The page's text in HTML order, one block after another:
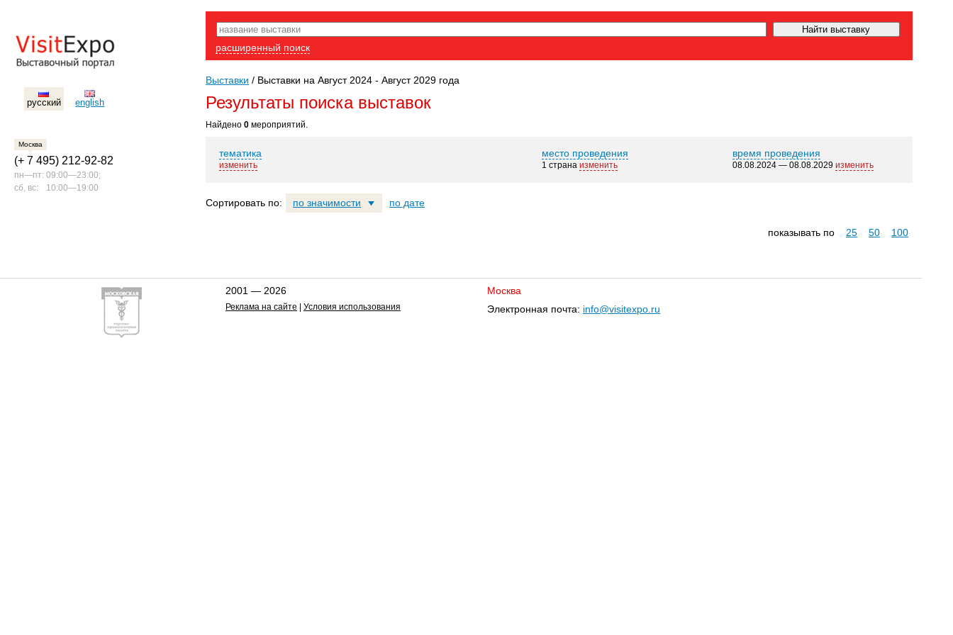
русский english
Москва
(+ 7 495) 212-92-82
пн—пт: 09:00—23:00;
сб, вс:
10:00—19:00
расширенный поиск
Выставки / Выставки на Август 2024 - Август 2029 года
Результаты поиска выставок
Найдено 0 мероприятий.
тематика
изменить
место проведения
1 страна изменить
время проведения
08.08.2024 — 08.08.2029 изменить
Сортировать по: по значимости по дате
показывать по 25 50 100
2001 — 2026
Реклама на сайте Условия использования
Москва
Электронная почта: info@visitexpo.ru